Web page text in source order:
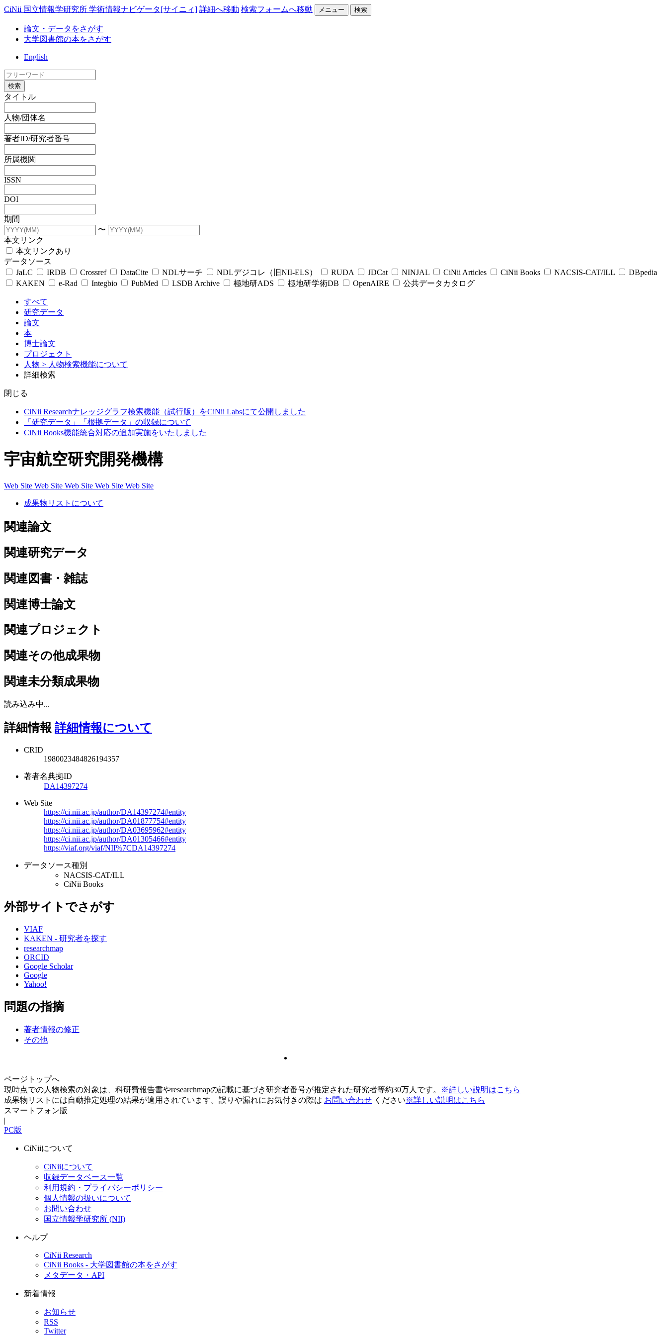
CiNii 国立情報学研究所 学術情報ナビゲータ[サイニィ] 詳細へ移動 検索フォームへ移動 メニュー 検索
論文・データをさがす
大学図書館の本をさがす
English
検索
タイトル
人物/団体名
著者ID/研究者番号
所属機関
ISSN
DOI
期間
〜
本文リンク
本文リンクあり
データソース
JaLC
IRDB Crossref DataCite NDLサーチ NDLデジコレ（旧NII-ELS） RUDA JDCat NINJAL CiNii Articles CiNii Books NACSIS-CAT/ILL
DBpedia
KAKEN
e-Rad Integbio PubMed LSDB Archive 極地研ADS 極地研学術DB OpenAIRE 公共データカタログ
すべて
研究データ
論文
本
博士論文
プロジェクト
人物 > 人物検索機能について
詳細検索
閉じる
CiNii Researchナレッジグラフ検索機能（試行版）をCiNii Labsにて公開しました
「研究データ」「根拠データ」の収録について
CiNii Books機能統合対応の追加実施をいたしました
宇宙航空研究開発機構
Web Site Web Site Web Site Web Site Web Site
成果物リストについて
関連論文
関連研究データ
関連図書・雑誌
関連博士論文
関連プロジェクト
関連その他成果物
関連未分類成果物
読み込み中...
詳細情報 詳細情報について
CRID
1980023484826194357
著者名典拠ID
DA14397274
Web Site
https://ci.nii.ac.jp/author/DA14397274#entity
https://ci.nii.ac.jp/author/DA01877754#entity
https://ci.nii.ac.jp/author/DA03695962#entity
https://ci.nii.ac.jp/author/DA01305466#entity
https://viaf.org/viaf/NII%7CDA14397274
データソース種別
NACSIS-CAT/ILL
CiNii Books
外部サイトでさがす
VIAF
KAKEN - 研究者を探す
researchmap
ORCID
Google Scholar
Google
Yahoo!
問題の指摘
著者情報の修正
その他
ページトップへ
現時点での人物検索の対象は、科研費報告書やresearchmapの記載に基づき研究者番号が推定された研究者等約30万人です。
※詳しい説明はこちら
成果物リストには自動推定処理の結果が適用されています。誤りや漏れにお気付きの際は お問い合わせ ください※詳しい説明はこちら
スマートフォン版
|
PC版
CiNiiについて
CiNiiについて
収録データベース一覧
利用規約・プライバシーポリシー
個人情報の扱いについて
お問い合わせ
国立情報学研究所 (NII)
ヘルプ
CiNii Research
CiNii Books - 大学図書館の本をさがす
メタデータ・API
新着情報
お知らせ
RSS
Twitter